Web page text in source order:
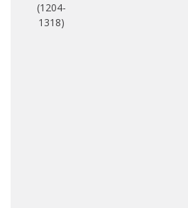
(1204-
1318)